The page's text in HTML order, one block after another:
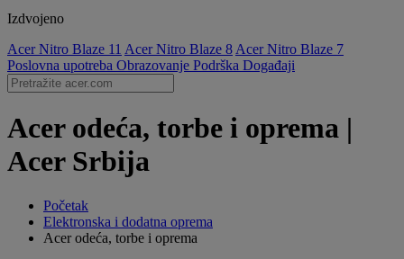
Izdvojeno
Acer Nitro Blaze 11 Acer Nitro Blaze 8 Acer Nitro Blaze 7
Poslovna upotreba Obrazovanje Podrška Događaji
Acer odeća, torbe i oprema |
Acer Srbija
Početak
Elektronska i dodatna oprema
Acer odeća, torbe i oprema